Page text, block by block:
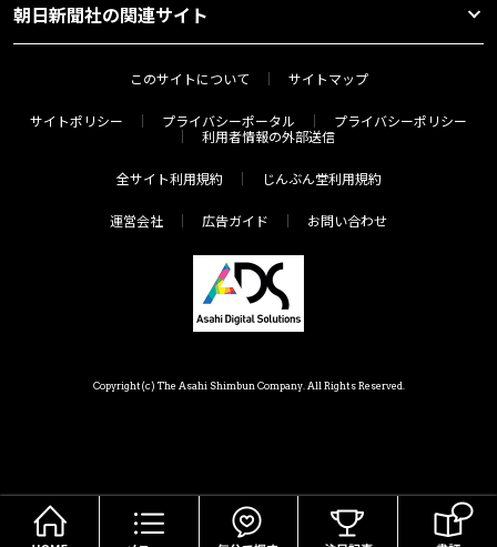
朝日新聞社の関連サイト
このサイトについて サイトマップ
サイトポリシー プライバシーポータル
プライバシーポリシー
利用者情報の外部送信
全サイト利用規約 じんぶん堂利用規約
運営会社 広告ガイド お問い合わせ
Copyright(c) The Asahi Shimbun Company. All Rights Reserved.